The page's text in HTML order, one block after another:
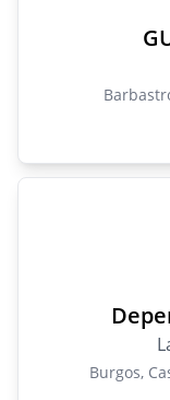
Burgos,